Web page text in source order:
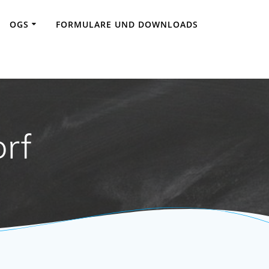
OGS FORMULARE UND DOWNLOADS